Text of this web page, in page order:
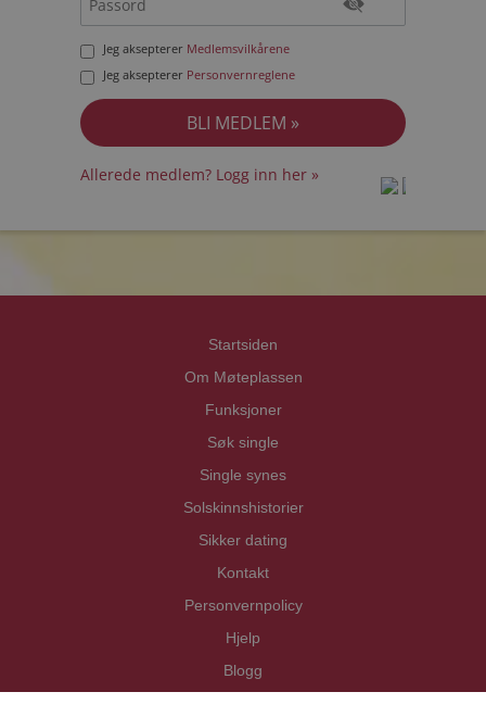
Jeg aksepterer Medlemsvilkårene
Jeg aksepterer Personvernreglene
Allerede medlem? Logg inn her »
Startsiden
Om Møteplassen
Funksjoner
Søk single
Single synes
Solskinnshistorier
Sikker dating
Kontakt
Personvernpolicy
Hjelp
Blogg